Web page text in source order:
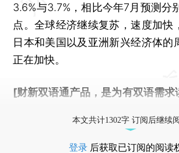
3.6%与3.7%，相比今年7月预测分
点。全球经济继续复苏，速度加快
日本和美国以及亚洲新兴经济体的
正在加快。
[财新双语通产品，是为有双语需求
本文共计1302字 订阅后继续
登录 后获取已订阅的阅读